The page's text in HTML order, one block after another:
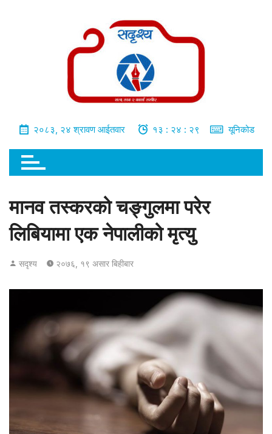
२०८३, २४ श्रावण आईतवार १३ : २४ : ३० यूनिकोड
मानव तस्करको चङ्गुलमा परेर
लिबियामा एक नेपालीको मृत्यु
सदृश्य २०७६, १९ असार बिहीबार